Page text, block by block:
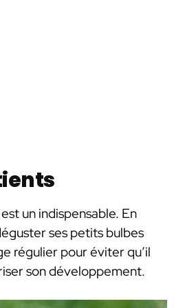
un indispensable. En
ses petits bulbes
régulier pour éviter qu’il
son développement.